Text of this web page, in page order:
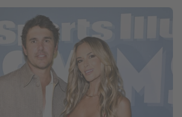
nesouvisejí s IAB: